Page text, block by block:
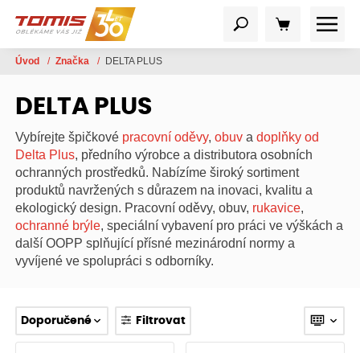
Úvod / Značka / DELTA PLUS
DELTA PLUS
Vybírejte špičkové pracovní oděvy, obuv a doplňky od
Delta Plus, předního výrobce a distributora osobních
ochranných prostředků. Nabízíme široký sortiment
produktů navržených s důrazem na inovaci, kvalitu a
ekologický design. Pracovní oděvy, obuv, rukavice,
ochranné brýle, speciální vybavení pro práci ve výškách a
další OOPP splňující přísné mezinárodní normy a
vyvíjené ve spolupráci s odborníky.
Doporučené Filtrovat